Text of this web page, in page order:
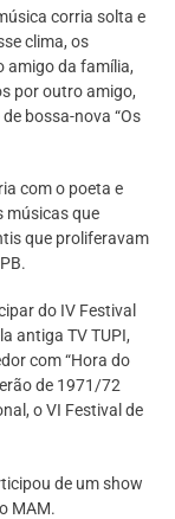
corria solta e
clima, os
amigo da família,
por outro amigo,
bossa-nova “Os
com o poeta e
músicas que
que proliferavam
do IV Festival
antiga TV TUPI,
com “Hora do
de 1971/72
o VI Festival de
de um show
MAM.